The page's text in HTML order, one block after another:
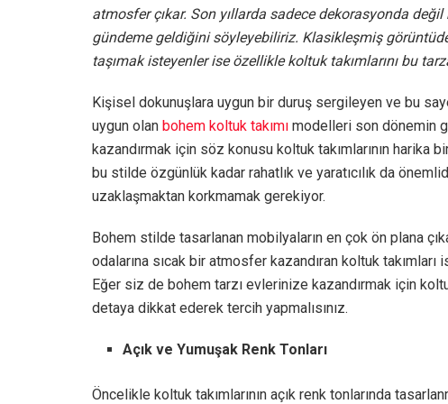
atmosfer çıkar. Son yıllarda sadece dekorasyonda
gündeme geldiğini söyleyebiliriz. Klasikleşmiş
taşımak isteyenler ise özellikle koltuk takımlarını bu
Kişisel dokunuşlara uygun bir duruş sergileyen ve bu
uygun olan bohem koltuk takımı modelleri son dönemin
kazandırmak için söz konusu koltuk takımlarının
bu stilde özgünlük kadar rahatlık ve yaratıcılık da
uzaklaşmaktan korkmamak gerekiyor.
Bohem stilde tasarlanan mobilyaların en çok ön plana
odalarına sıcak bir atmosfer kazandıran koltuk
Eğer siz de bohem tarzı evlerinize kazandırmak için
detaya dikkat ederek tercih yapmalısınız.
Açık ve Yumuşak Renk Tonları
Öncelikle koltuk takımlarının açık renk tonlarında